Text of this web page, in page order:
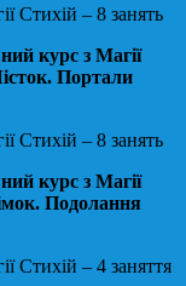
Стихій – 8 занять
курс з Магії
Портали
Стихій – 8 занять
курс з Магії
Подолання
Стихій – 4 заняття